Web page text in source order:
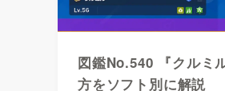
図鑑No.540 『クルミ
方をソフト別に解説